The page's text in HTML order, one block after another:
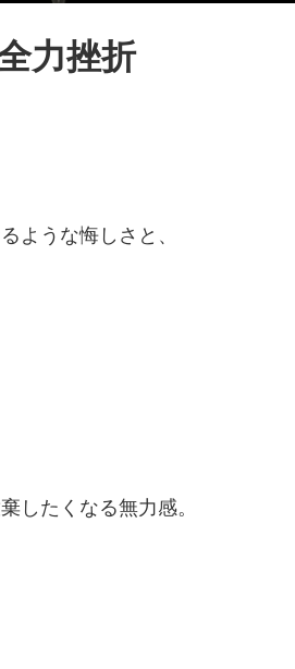
力挫折
ような悔しさと、
したくなる無力感。